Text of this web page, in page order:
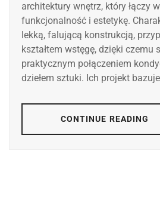
architektury wnętrz, który łączy
funkcjonalność i estetykę.
lekką, falującą konstrukcją,
kształtem wstęgę, dzięki czemu
praktycznym połączeniem
dziełem sztuki. Ich projekt
CONTINUE READING